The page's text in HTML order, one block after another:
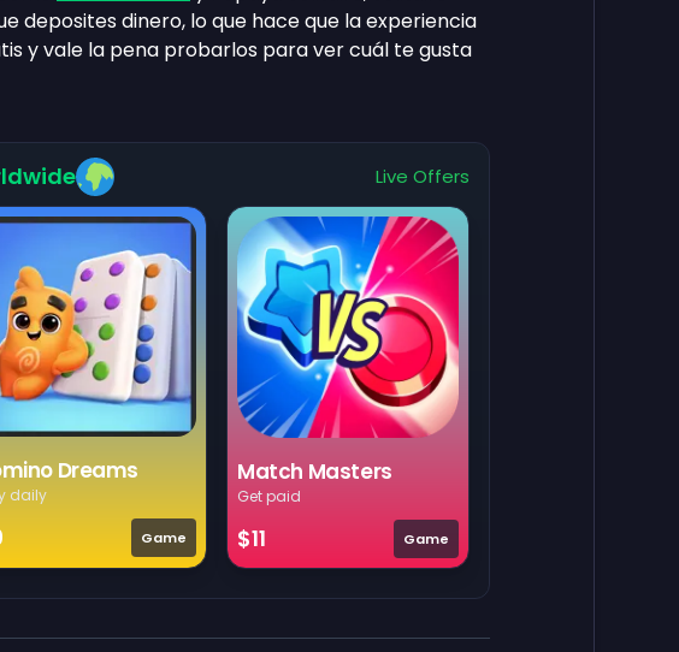
deposites dinero, lo que hace que la experiencia
y vale la pena probarlos para ver cuál te gusta
Live Offers
Dreams
daily
Game
Match Masters
Get paid
$11 Game